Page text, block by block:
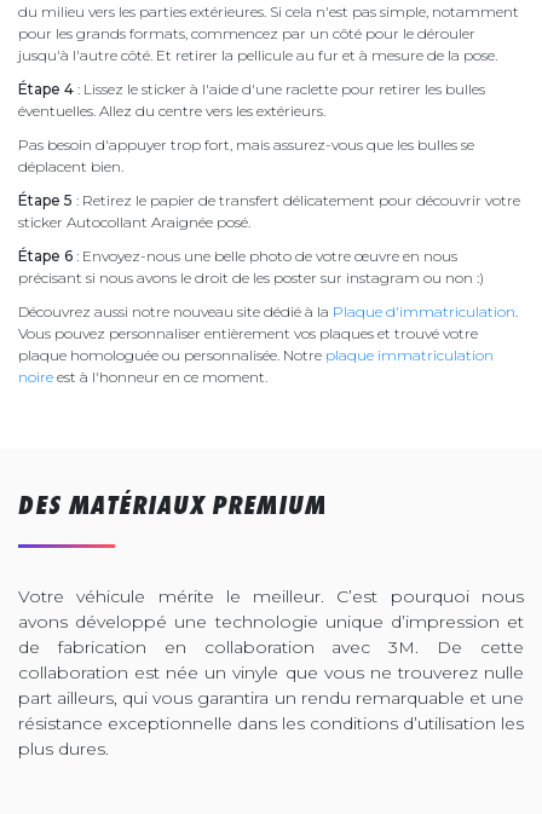
du milieu vers les parties extérieures. Si cela n'est pas simple, notamment
pour les grands formats, commencez par un côté pour le dérouler
jusqu'à l'autre côté. Et retirer la pellicule au fur et à mesure de la pose.
Étape 4 : Lissez le sticker à l'aide d'une raclette pour retirer les bulles
éventuelles. Allez du centre vers les extérieurs.
Pas besoin d'appuyer trop fort, mais assurez-vous que les bulles se
déplacent bien.
Étape 5 : Retirez le papier de transfert délicatement pour découvrir votre
sticker Autocollant Araignée posé.
Étape 6 : Envoyez-nous une belle photo de votre œuvre en nous
précisant si nous avons le droit de les poster sur instagram ou non :)
Découvrez aussi notre nouveau site dédié à la Plaque d'immatriculation
Vous pouvez personnaliser entièrement vos plaques et trouvé votre
plaque homologuée ou personnalisée. Notre plaque immatriculation
noire est à l'honneur en ce moment.
DES MATÉRIAUX PREMIUM
Votre véhicule mérite le meilleur. C’est pourquoi nous
avons développé une technologie unique d’impression et
de fabrication en collaboration avec 3M. De cette
collaboration est née un vinyle que vous ne trouverez nulle
part ailleurs, qui vous garantira un rendu remarquable et une
résistance exceptionnelle dans les conditions d’utilisation les
plus dures.